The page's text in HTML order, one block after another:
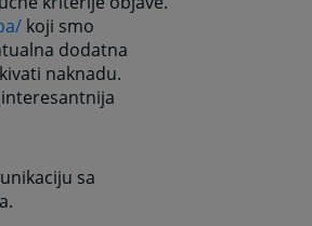
koji smo
dodatna
naknadu.
sa